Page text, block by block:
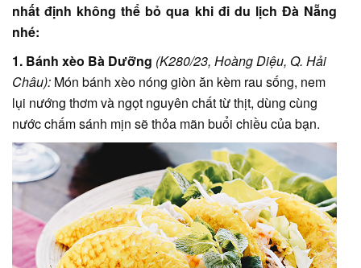
nhất định không thể bỏ qua khi đi du lịch Đà Nẵng
nhé:
1. Bánh xèo Bà Dưỡng (K280/23, Hoàng Diệu, Q. Hải
Châu): Món bánh xèo nóng giòn ăn kèm rau sống, nem
lụi nướng thơm và ngọt nguyên chất từ thịt, dùng cùng
nước chấm sánh mịn sẽ thỏa mãn buổi chiều của bạn.